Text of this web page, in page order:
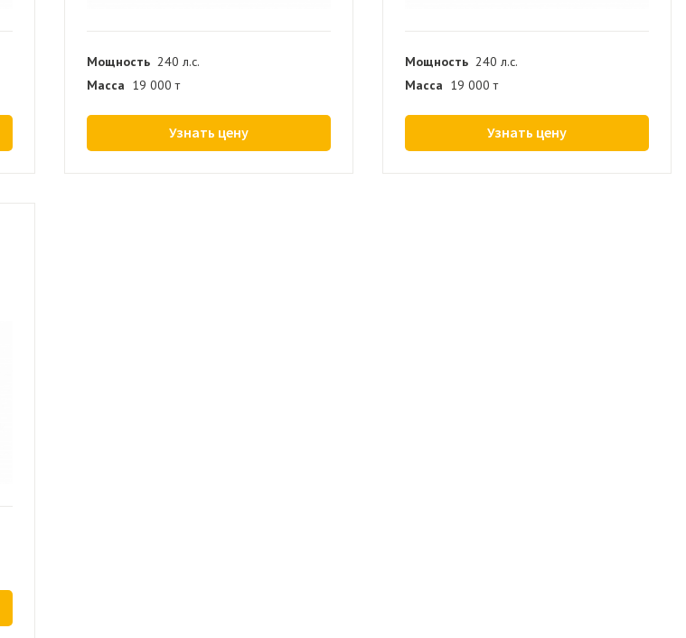
Мощность 240 л.с.
Масса 19 000 т
Узнать цену
Мощность 240 л.с.
Масса 19 000 т
Узнать цену